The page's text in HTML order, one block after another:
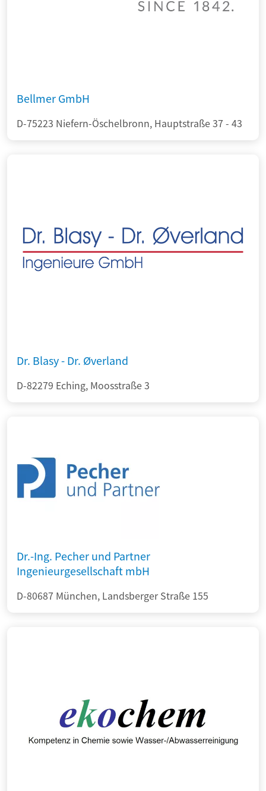
Bellmer GmbH
D-75223 Niefern-Öschelbronn, Hauptstraße 37 - 43
Dr. Blasy - Dr. Øverland
D-82279 Eching, Moosstraße 3
Dr.-Ing. Pecher und Partner
Ingenieurgesellschaft mbH
D-80687 München, Landsberger Straße 155